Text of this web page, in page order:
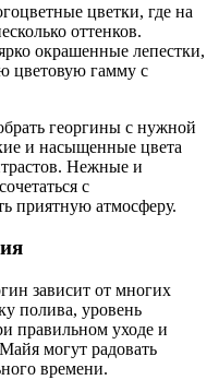
цветки, где на
оттенков.
окрашенные лепестки,
цветовую гамму с
георгины с нужной
и насыщенные цвета
Нежные и
с
приятную атмосферу.
зависит от многих
полива, уровень
правильном уходе и
могут радовать
времени.